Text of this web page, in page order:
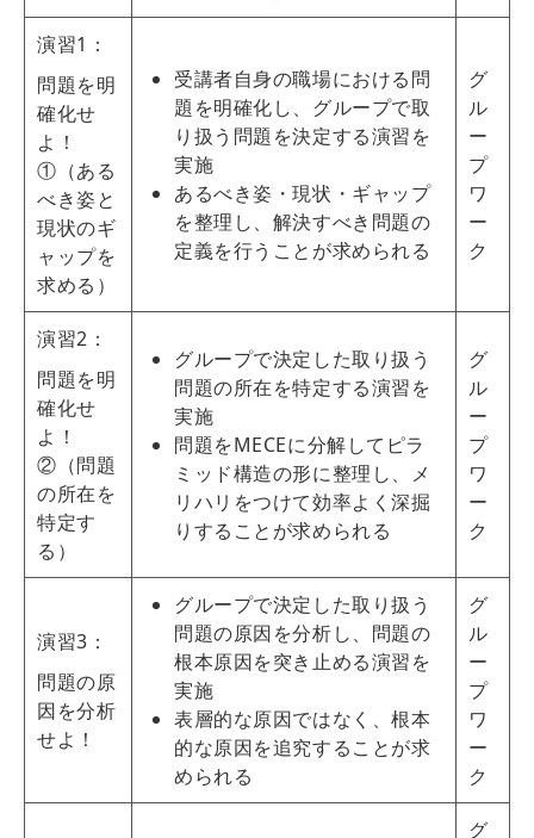
演習1：
問題を明
確化せ
よ！
①（ある
べき姿と
現状のギ
ャップを
求める）
受講者自身の職場における問
題を明確化し、グループで取
り扱う問題を決定する演習を
実施
あるべき姿・現状・ギャップ
を整理し、解決すべき問題の
定義を行うことが求められる
グ
ル
ー
プ
ワ
ー
ク
演習2：
問題を明
確化せ
よ！
②（問題
の所在を
特定す
る）
グループで決定した取り扱う
問題の所在を特定する演習を
実施
問題をMECEに分解してピラ
ミッド構造の形に整理し、メ
リハリをつけて効率よく深掘
りすることが求められる
グ
ル
ー
プ
ワ
ー
ク
演習3：
問題の原
因を分析
せよ！
グループで決定した取り扱う
問題の原因を分析し、問題の
根本原因を突き止める演習を
実施
表層的な原因ではなく、根本
的な原因を追究することが求
められる
グ
ル
ー
プ
ワ
ー
ク
グ